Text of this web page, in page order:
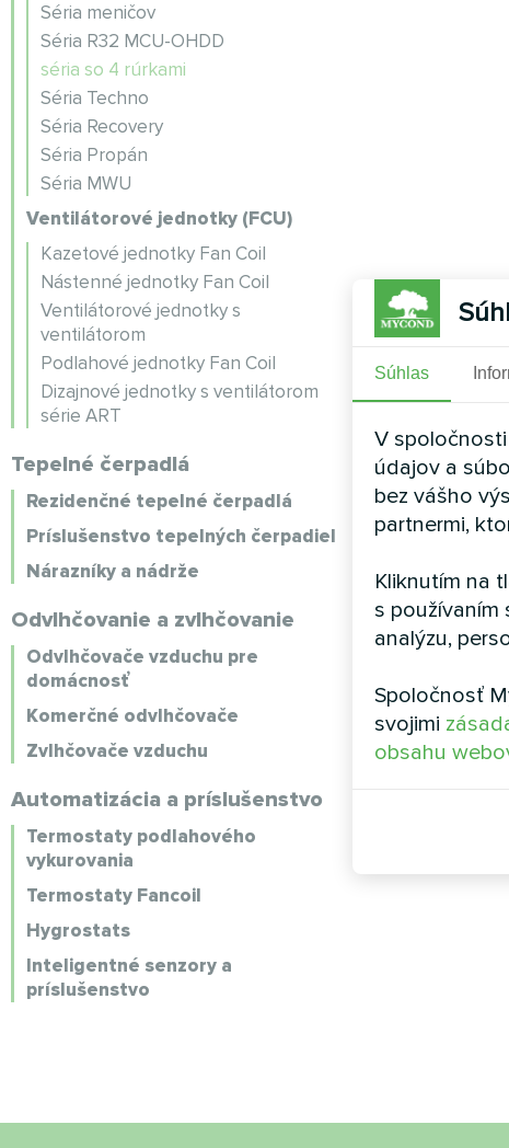
Séria meničov
Séria R32 MCU-OHDD
séria so 4 rúrkami
Séria Techno
Séria Recovery
Séria Propán
Séria MWU
Ventilátorové jednotky (FCU)
Kazetové jednotky Fan Coil
Nástenné jednotky Fan Coil
Ventilátorové jednotky s
ventilátorom
Podlahové jednotky Fan Coil
Dizajnové jednotky s ventilátorom
série ART
Tepelné čerpadlá
Rezidenčné tepelné čerpadlá
Príslušenstvo tepelných čerpadiel
Nárazníky a nádrže
Odvlhčovanie a zvlhčovanie
Odvlhčovače vzduchu pre
domácnosť
Komerčné odvlhčovače
Zvlhčovače vzduchu
Automatizácia a príslušenstvo
Termostaty podlahového
vykurovania
Termostaty Fancoil
Hygrostats
Inteligentné senzory a
príslušenstvo
Súhlas
V
údajov a
bez vášho
partnermi,
Kliknutím na
s používaním
analýzu,
Spoločnosť
svojimi
obsahu